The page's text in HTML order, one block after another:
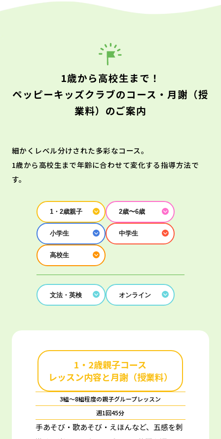
1歳から高校生まで！
ペッピーキッズクラブのコース・月謝（授
業料）のご案内
細かくレベル分けされた多彩なコース。
1歳から高校生まで年齢に合わせて変化する指導方法で
す。
1・2歳親子 2歳〜6歳
小学生 中学生
高校生
文法・英検 オンライン
1・2歳親子コース
レッスン内容と月謝（授業料）
3組～8組程度の親子グループレッスン
週1回45分
手あそび・歌あそび・えほんなど、五感を刺